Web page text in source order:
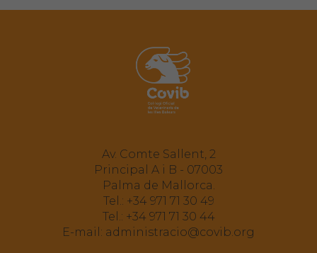
Av. Comte Sallent, 2
Principal A i B - 07003
Palma de Mallorca.
Tel.: +34 971 71 30 49
Tel.: +34 971 71 30 44
E-mail: administracio@covib.org